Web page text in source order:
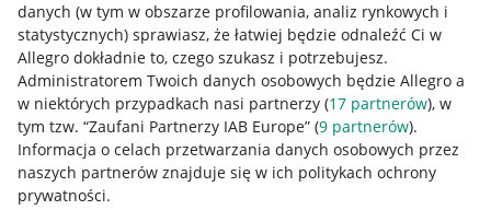
danych (w tym w obszarze profilowania, analiz rynkowych i
statystycznych) sprawiasz, że łatwiej będzie odnaleźć Ci w
Allegro dokładnie to, czego szukasz i potrzebujesz.
Administratorem Twoich danych osobowych będzie Allegro a
w niektórych przypadkach nasi partnerzy (17 partnerów), w
tym tzw. “Zaufani Partnerzy IAB Europe” (9 partnerów).
Informacja o celach przetwarzania danych osobowych przez
naszych partnerów znajduje się w ich politykach ochrony
prywatności.
Przydatne informacje
Jak to działa